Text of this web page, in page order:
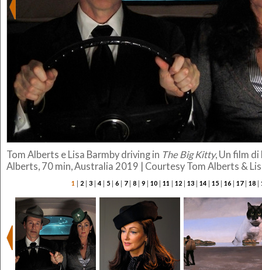
Tom Alberts e Lisa Barmby driving in The Big Kitty, Un film di
Alberts, 70 min, Australia 2019 | Courtesy Tom Alberts &
1 | 2 | 3 | 4 | 5 | 6 | 7| 8 | 9 | 10 | 11 | 12 | 13 | 14 | 15 | 16 | 17| 18 |